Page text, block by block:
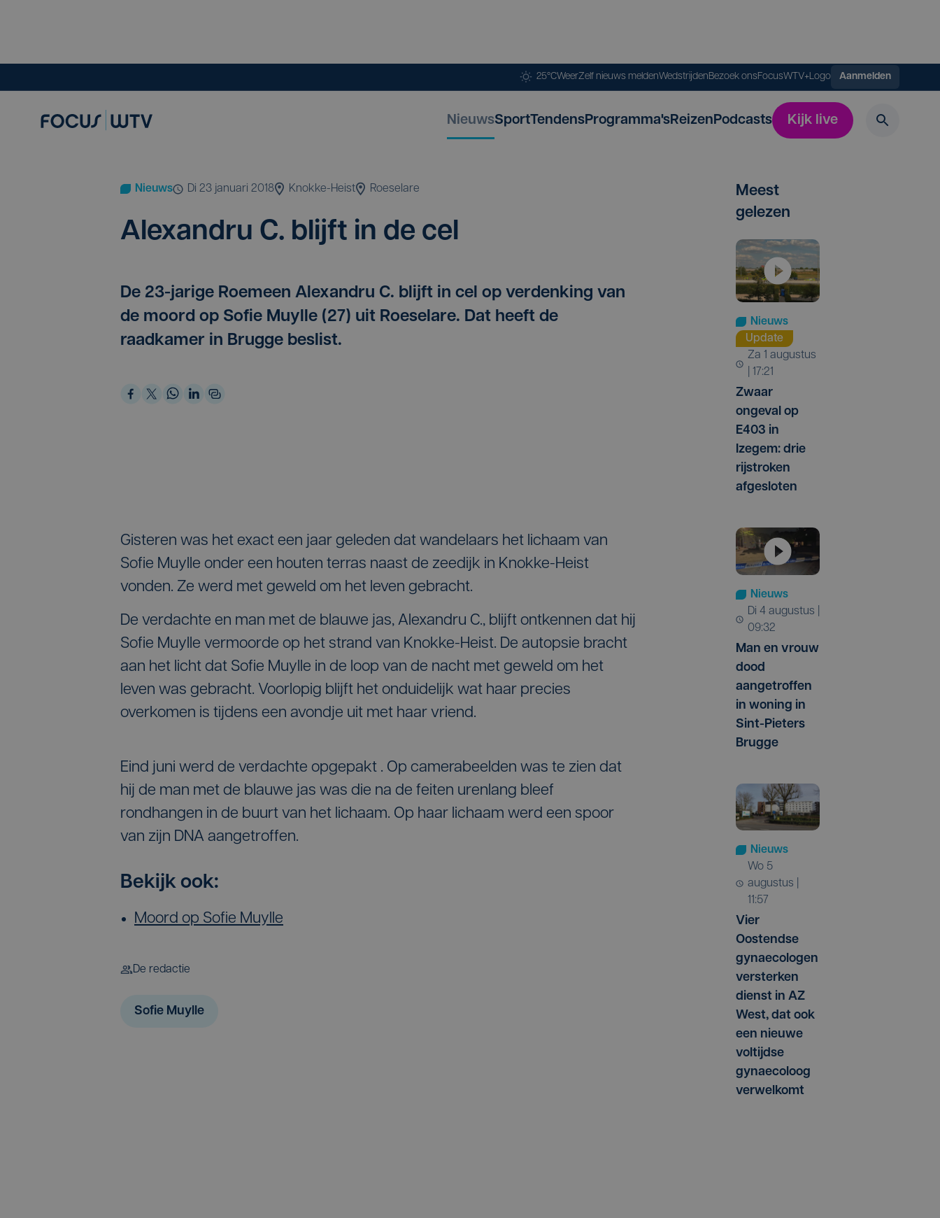
25°CWeerZelf nieuws meldenWedstrijdenBezoek onsFocusWTV+Logo Aanmelden
NieuwsSportTendensProgramma'sReizenPodcasts Kijk live
Nieuws di 23 januari 2018 Knokke-Heist Roeselare
Alexan­dru C. blijft in de cel
De 23-jarige Roemeen Alexandru C. blijft in cel op verdenking van
de moord op Sofie Muylle (27) uit Roeselare. Dat heeft de
raadkamer in Brugge beslist.
Gisteren was het exact een jaar geleden dat wandelaars het lichaam van
Sofie Muylle onder een houten terras naast de zeedijk in Knokke-Heist
vonden. Ze werd met geweld om het leven gebracht.
De verdachte en man met de blauwe jas, Alexandru C., blijft ontkennen dat hij
Sofie Muylle vermoorde op het strand van Knokke-Heist. De autopsie bracht
aan het licht dat Sofie Muylle in de loop van de nacht met geweld om het
leven was gebracht. Voorlopig blijft het onduidelijk wat haar precies
overkomen is tijdens een avondje uit met haar vriend.
Eind juni werd de verdachte opgepakt . Op camerabeelden was te zien dat
hij de man met de blauwe jas was die na de feiten urenlang bleef
rondhangen in de buurt van het lichaam. Op haar lichaam werd een spoor
van zijn DNA aangetroffen.
Bekijk ook:
Moord op Sofie Muylle
De redactie
Sofie Muylle
Meest
gelezen
Nieuws
Update
za 1 augustus
| 17:21
Zwaar
ongeval op
E403 in
Izegem: drie
rijstroken
afgesloten
Nieuws
di 4 augustus |
09:32
Man en vrouw
dood
aangetroffen
in woning in
Sint-Pieters
Brugge
Nieuws
wo 5
augustus |
11:57
Vier
Oostendse
gynaecologen
versterken
dienst in AZ
West, dat ook
een nieuwe
voltijdse
gynaecoloog
verwelkomt